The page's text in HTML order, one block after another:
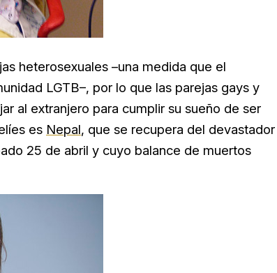
heterosexuales –una medida que el
LGTB–, por lo que las parejas gays y
al extranjero para cumplir su sueño de ser
es Nepal, que se recupera del devastador
25 de abril y cuyo balance de muertos